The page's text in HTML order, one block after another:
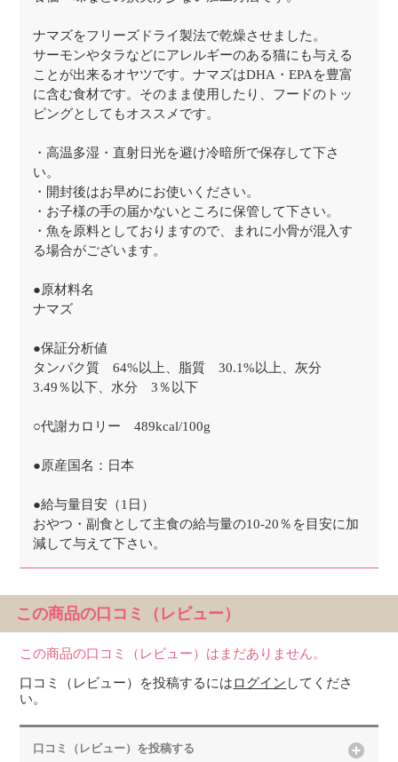
ナマズをフリーズドライ製法で乾燥させました。
サーモンやタラなどにアレルギーのある猫にも与える
ことが出来るオヤツです。ナマズはDHA・EPAを豊富
に含む食材です。そのまま使用したり、フードのトッ
ピングとしてもオススメです。
・高温多湿・直射日光を避け冷暗所で保存して下さ
い。
・開封後はお早めにお使いください。
・お子様の手の届かないところに保管して下さい。
・魚を原料としておりますので、まれに小骨が混入す
る場合がございます。
●原材料名
ナマズ
●保証分析値
タンパク質 64%以上、脂質 30.1%以上、灰分
3.49％以下、水分 3％以下
○代謝カロリー 489kcal/100g
●原産国名：日本
●給与量目安（1日）
おやつ・副食として主食の給与量の10-20％を目安に加
減して与えて下さい。
この商品の口コミ（レビュー）
この商品の口コミ（レビュー）はまだありません。
口コミ（レビュー）を投稿するにはログイン してくださ
い。
口コミ（レビュー）を投稿する